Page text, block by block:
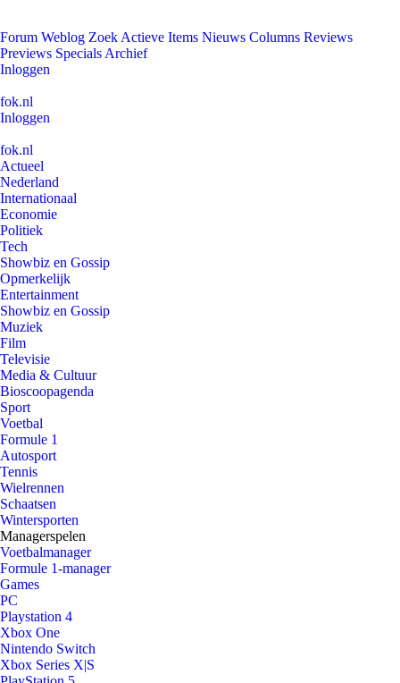
Forum Weblog Zoek Actieve Items Nieuws Columns Reviews
Previews Specials Archief
Inloggen
fok.nl
Inloggen
fok.nl
Actueel
Nederland
Internationaal
Economie
Politiek
Tech
Showbiz en Gossip
Opmerkelijk
Entertainment
Showbiz en Gossip
Muziek
Film
Televisie
Media & Cultuur
Bioscoopagenda
Sport
Voetbal
Formule 1
Autosport
Tennis
Wielrennen
Schaatsen
Wintersporten
Managerspelen
Voetbalmanager
Formule 1-manager
Games
PC
Playstation 4
Xbox One
Nintendo Switch
Xbox Series X|S